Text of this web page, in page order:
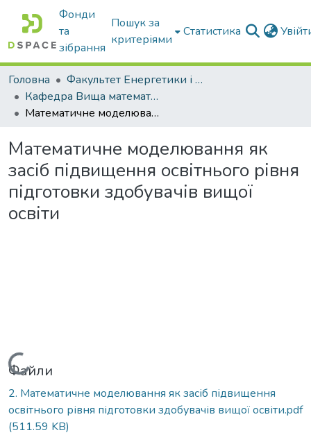
Фонди
та
зібрання
Пошук за
критеріями
Статистика
Головна
Факультет Енергетики і комп'ютерних технологій
Кафедра Вища математика та фізика
Математичне моделювання як засіб підвищення освітнього рівня підготовки здобувачів вищої освіти
Математичне моделювання як
засіб підвищення освітнього рівня
підготовки здобувачів вищої
освіти
Вантажиться...
Файли
2. Математичне моделювання як засіб підвищення
освітнього рівня підготовки здобувачів вищої освіти.pdf
(511.59 KB)